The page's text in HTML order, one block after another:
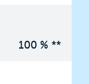
100 % **